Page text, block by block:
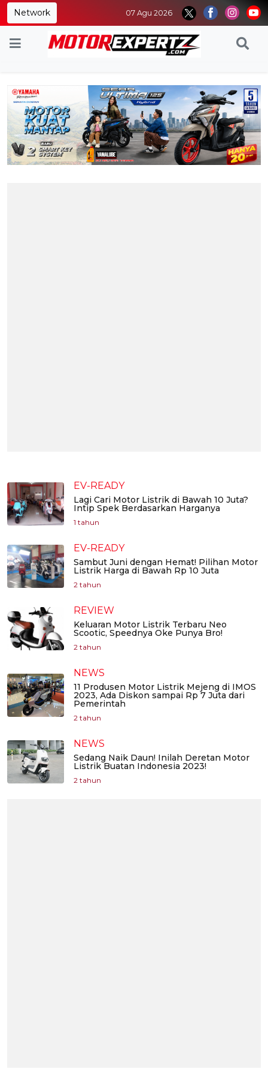
Network 07 Agu 2026
EV-READY
Lagi Cari Motor Listrik di Bawah 10 Juta?
Intip Spek Berdasarkan Harganya
1 tahun
EV-READY
Sambut Juni dengan Hemat! Pilihan Motor
Listrik Harga di Bawah Rp 10 Juta
2 tahun
REVIEW
Keluaran Motor Listrik Terbaru Neo
Scootic, Speednya Oke Punya Bro!
2 tahun
NEWS
11 Produsen Motor Listrik Mejeng di IMOS
2023, Ada Diskon sampai Rp 7 Juta dari
Pemerintah
2 tahun
NEWS
Sedang Naik Daun! Inilah Deretan Motor
Listrik Buatan Indonesia 2023!
2 tahun